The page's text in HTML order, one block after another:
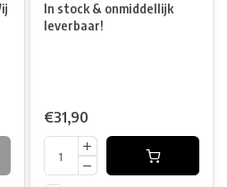
In stock & onmiddellijk
leverbaar!
€31,90